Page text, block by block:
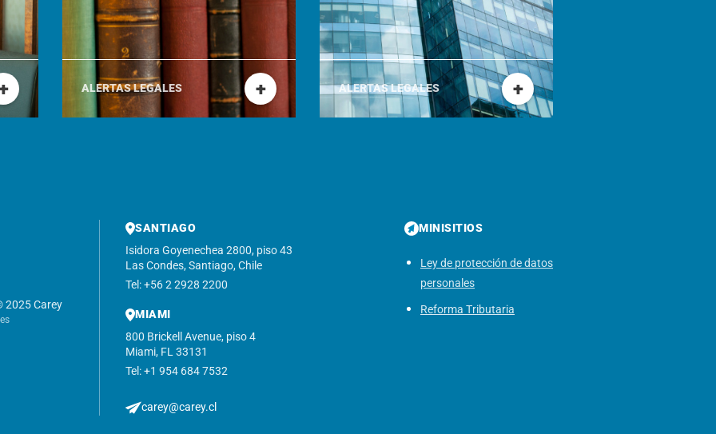
ALERTAS LEGALES + ALERTAS LEGALES +
2025 Carey
SANTIAGO
Isidora Goyenechea 2800, piso 43
Las Condes, Santiago, Chile
Tel: +56 2 2928 2200
MIAMI
800 Brickell Avenue, piso 4
Miami, FL 33131
Tel: +1 954 684 7532
carey@carey.cl
MINISITIOS
Ley de protección de datos
personales
Reforma Tributaria